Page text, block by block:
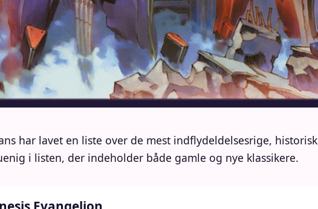
har lavet en liste over de mest indflydeldelsesrige,
i listen, der indeholder både gamle og nye klassikere.